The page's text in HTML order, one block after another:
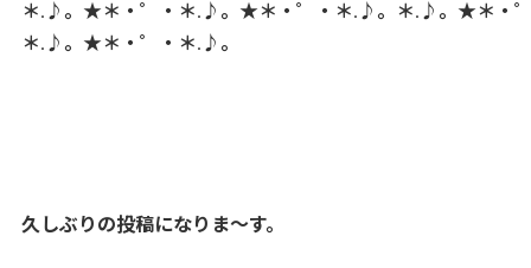
＊.♪。★＊・゜・＊.♪。★＊・゜・＊.♪。＊.♪。★＊・
＊.♪。★＊・゜・＊.♪。
久しぶりの投稿になりま～す。